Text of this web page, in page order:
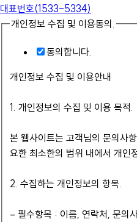
대표번호(1533-5334)
개인정보 수집 및 이용동의.
동의합니다.
개인정보 수집 및 이용안내
1. 개인정보의 수집 및 이용 목적.
본 웹사이트는 고객님의 문의사
요한 최소한의 범위 내에서 개인
2. 수집하는 개인정보의 항목.
– 필수항목 : 이름, 연락처, 문의